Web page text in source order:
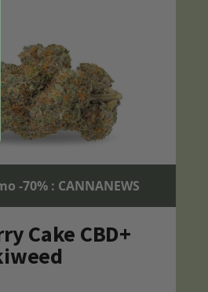
-70% : CANNANEWS
Cake CBD+